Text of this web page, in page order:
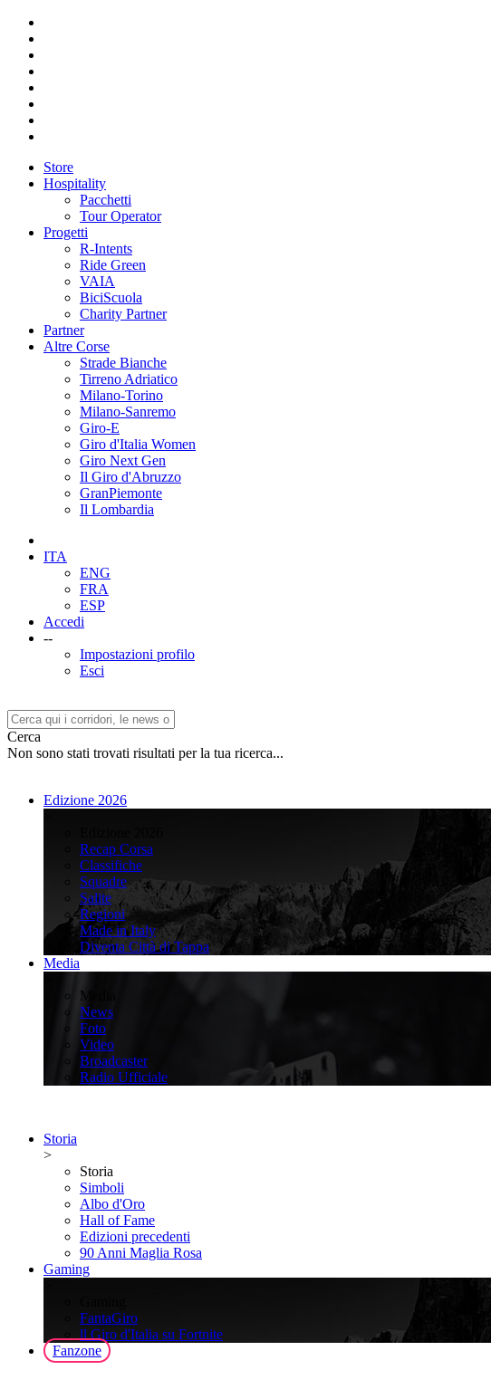
Store
Hospitality
Pacchetti
Tour Operator
Progetti
R-Intents
Ride Green
VAIA
BiciScuola
Charity Partner
Partner
Altre Corse
Strade Bianche
Tirreno Adriatico
Milano-Torino
Milano-Sanremo
Giro-E
Giro d'Italia Women
Giro Next Gen
Il Giro d'Abruzzo
GranPiemonte
Il Lombardia
ITA
ENG
FRA
ESP
Accedi
--
Impostazioni profilo
Esci
Cerca
Non sono stati trovati risultati per la tua ricerca...
Edizione 2026
Recap Corsa
Classifiche
Squadre
Salite
Regioni
Made in Italy
Diventa Città di Tappa
Media
Media
News
Foto
Video
Broadcaster
Radio Ufficiale
Storia
>
Storia
Simboli
Albo d'Oro
Hall of Fame
Edizioni precedenti
90 Anni Maglia Rosa
Gaming
FantaGiro
ll Giro d'Italia su Fortnite
Fanzone